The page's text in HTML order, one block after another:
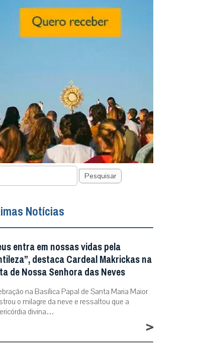
Pesquisar
Notícias
entra em nossas vidas pela
destaca Cardeal Makrickas na
de Nossa Senhora das Neves
na Basílica Papal de Santa Maria Maior
o milagre da neve e ressaltou que a
divina…
>